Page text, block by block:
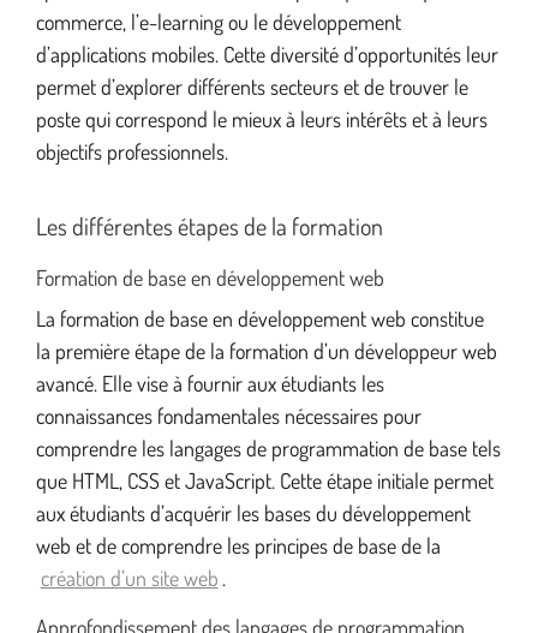
commerce, l’e-learning ou le développement
d’applications mobiles. Cette diversité d’opportunités leur
permet d’explorer différents secteurs et de trouver le
poste qui correspond le mieux à leurs intérêts et à leurs
objectifs professionnels.
Les différentes étapes de la formation
Formation de base en développement web
La formation de base en développement web constitue
la première étape de la formation d’un développeur web
avancé. Elle vise à fournir aux étudiants les
connaissances fondamentales nécessaires pour
comprendre les langages de programmation de base tels
que HTML, CSS et JavaScript. Cette étape initiale permet
aux étudiants d’acquérir les bases du développement
web et de comprendre les principes de base de la
création d’un site web .
Approfondissement des langages de programmation